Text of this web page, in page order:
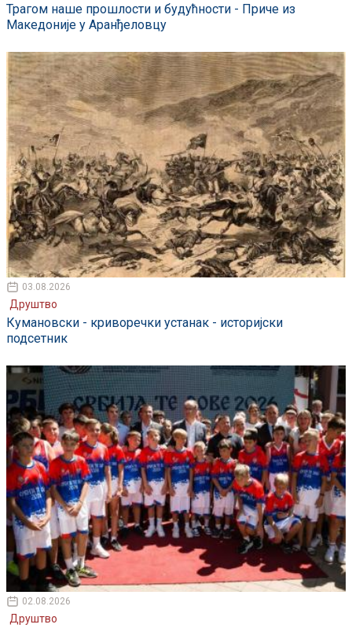
Трагом наше прошлости и будућности - Приче из
Македоније у Аранђеловцу
03.08.2026
Друштво
Кумановски - криворечки устанак - историјски
подсетник
02.08.2026
Друштво